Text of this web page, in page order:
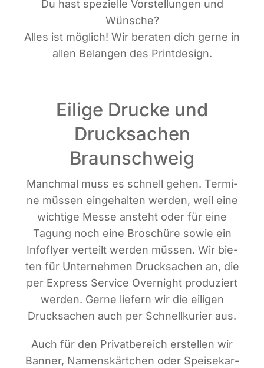
Du hast spe­zi­el­le Vor­stel­lun­gen und
Wünsche?
Alles ist mög­lich! Wir bera­ten dich ger­ne in
allen Belan­gen des Printdesign.
Eilige Drucke und
Drucksachen
Braunschweig
Manch­mal muss es schnell gehen. Ter­mi­
ne müs­sen ein­ge­hal­ten wer­den, weil eine
wich­ti­ge Mes­se ansteht oder für eine
Tagung noch eine Bro­schü­re sowie ein
Info­fly­er ver­teilt wer­den müs­sen. Wir bie­
ten für Unter­neh­men Druck­sa­chen an, die
per Express Ser­vice Over­night pro­du­ziert
wer­den. Ger­ne lie­fern wir die eili­gen
Druck­sa­chen auch per Schnell­ku­rier aus.
Auch für den Pri­vat­be­reich erstel­len wir
Ban­ner, Namens­kärt­chen oder Spei­se­kar­